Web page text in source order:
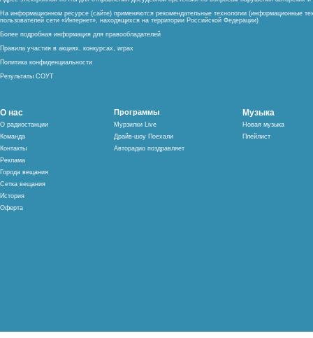
На информационном ресурсе (сайте) применяются рекомендательные технологии (информационные
пользователей сети «Интернет», находящихся на территории Российской Федерации)
Более подробная информация для правообладателей
Правила участия в акциях, конкурсах, играх
Политика конфиденциальности
Результаты СОУТ
О нас
О радиостанции
Команда
Контакты
Реклама
Города вещания
Сетка вещания
История
Оферта
Программы
Мурзилки Live
Драйв-шоу Поехали
Авторадио поздравляет
Музыка
Новая музыка
Плейлист